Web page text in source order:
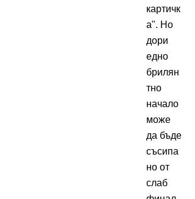
картичк
а". Но
дори
едно
брилян
тно
начало
може
да бъде
съсипа
но от
слаб